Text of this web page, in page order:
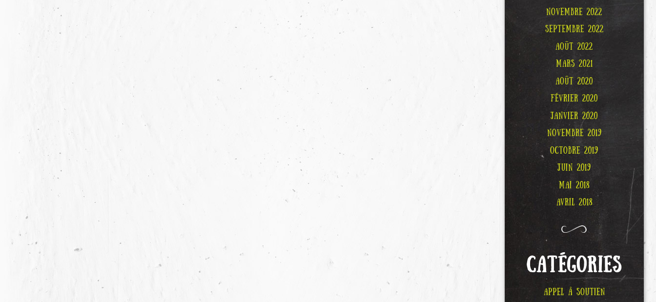
NOVEMBRE 2022
SEPTEMBRE 2022
AOÛT 2022
MARS 2021
AOÛT 2020
FÉVRIER 2020
JANVIER 2020
NOVEMBRE 2019
OCTOBRE 2019
JUIN 2019
MAI 2018
AVRIL 2018
CATÉGORIES
APPEL À SOUTIEN